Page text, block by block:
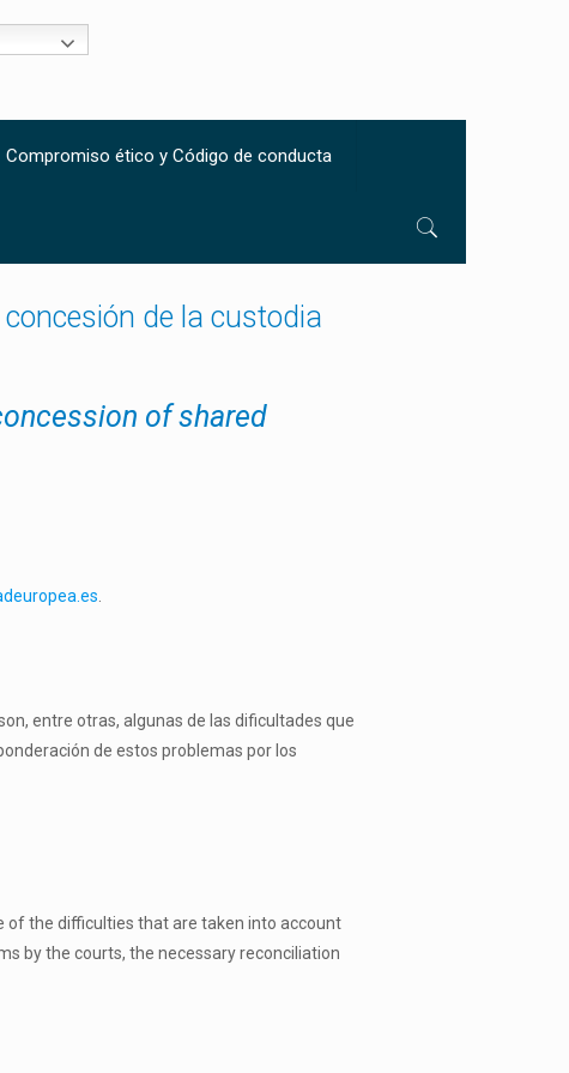
Compromiso ético y Código de conducta
de la custodia
of shared
entre otras, algunas de las dificultades que
de estos problemas por los
of the difficulties that are taken into account
by the courts, the necessary reconciliation